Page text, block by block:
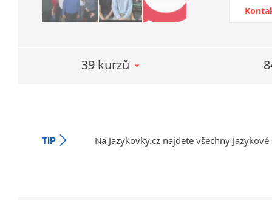
V
dozvíte,
39 kurzů
TIP Na Jazykovky.cz najdete všechny